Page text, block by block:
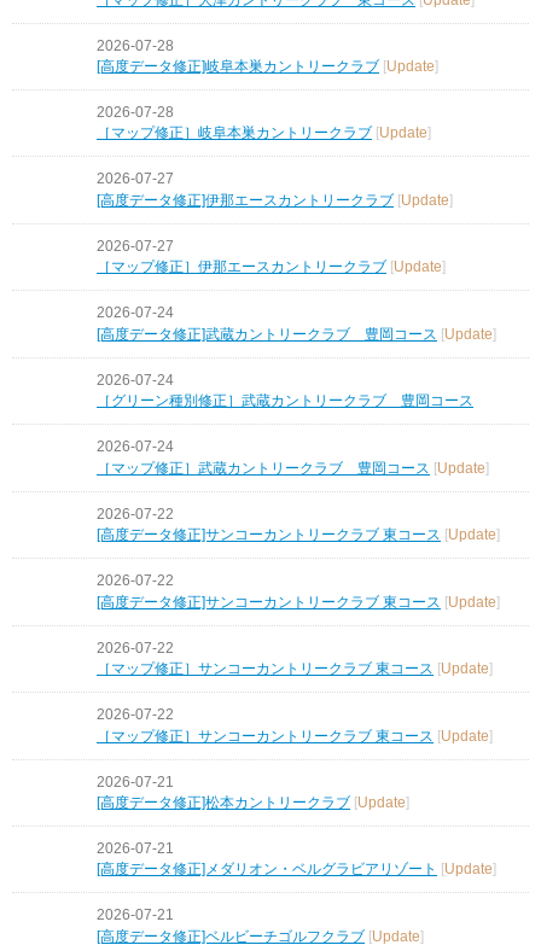
2026-07-28
[高度データ修正]岐阜本巣カントリークラブ [Update]
2026-07-28
［マップ修正］岐阜本巣カントリークラブ
Update
2026-07-27
[高度データ修正]伊那エースカントリークラブ [Update]
2026-07-27
［マップ修正］伊那エースカントリークラブ
Update
2026-07-24
[高度データ修正]武蔵カントリークラブ 豊岡コース [Update]
2026-07-24
［グリーン種別修正］武蔵カントリークラブ 豊岡コース
2026-07-24
［マップ修正］武蔵カントリークラブ 豊岡コース [Update]
2026-07-22
[高度データ修正]サンコーカントリークラブ 東コース [Update]
2026-07-22
[高度データ修正]サンコーカントリークラブ 東コース [Update]
2026-07-22
［マップ修正］サンコーカントリークラブ 東コース [Update]
2026-07-22
［マップ修正］サンコーカントリークラブ 東コース [Update]
2026-07-21
[高度データ修正]松本カントリークラブ [Update]
2026-07-21
[高度データ修正]メダリオン・ベルグラビアリゾート
Update
2026-07-21
[高度データ修正]ベルビーチゴルフクラブ [Update]